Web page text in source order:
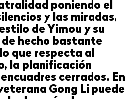
poniendo el
y las miradas,
de Yimou y su
hecho bastante
que respecta al
la planificación
cerrados. En
Gong Li puede